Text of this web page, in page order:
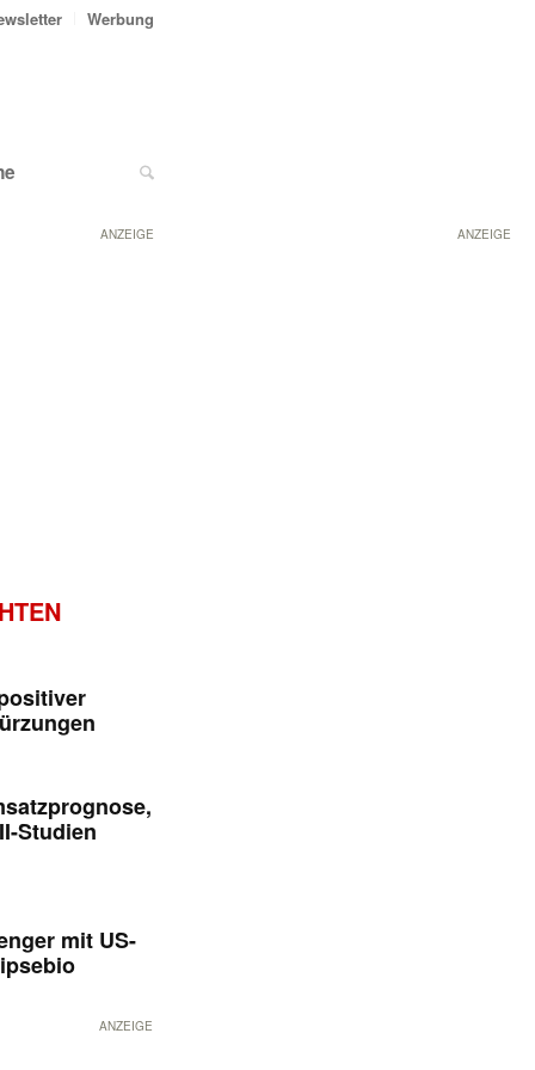
ANZEIGE
Werbung
ANZEIGE
Studien
mit US-
ANZEIGE